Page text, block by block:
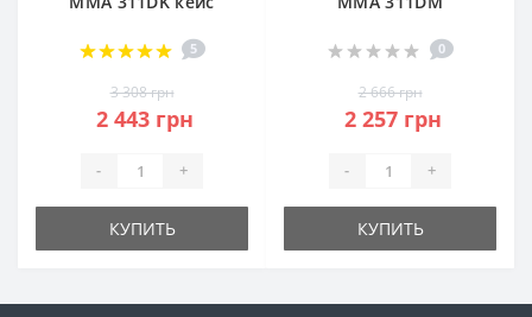
5
3 308 грн
2 443 грн
- +
КУПИТЬ
0
2 666 грн
2 257 грн
- +
КУПИТЬ